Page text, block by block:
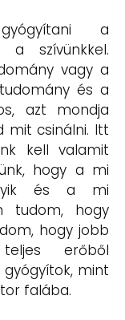
a
a szívünkkel.
vagy a
és a
azt mondja
mit csinálni. Itt
kell valamit
hogy a mi
és a mi
tudom, hogy
hogy jobb
erőből
mint
falába.